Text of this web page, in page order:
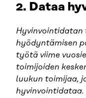
2. Dataa
Hyvinvointidatan
hyödyntämisen
työtä viime
toimijoiden
luukun toimijaa,
hyvinvointidataa.